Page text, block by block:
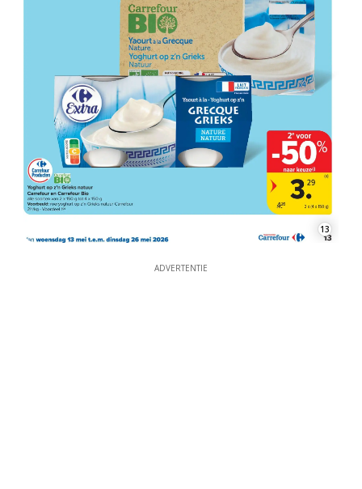
13
ADVERTENTIE